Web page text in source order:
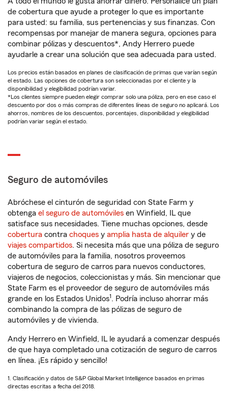
de cobertura que ayude a proteger lo que es importante
para usted: su familia, sus pertenencias y sus finanzas. Con
recompensas por manejar de manera segura, opciones para
combinar pólizas y descuentos*, Andy Herrero puede
ayudarle a crear una solución que sea adecuada para usted.
Los precios están basados en planes de clasificación de primas que varían según
el estado. Las opciones de cobertura son seleccionadas por el cliente y la
disponibilidad y elegibilidad podrían variar.
*Los clientes siempre pueden elegir comprar solo una póliza, pero en ese caso el
descuento por dos o más compras de diferentes líneas de seguro no aplicará. Los
ahorros, nombres de los descuentos, porcentajes, disponibilidad y elegibilidad
podrían variar según el estado.
Seguro de automóviles
Abróchese el cinturón de seguridad con State Farm y
obtenga el seguro de automóviles en Winfield, IL que
satisface sus necesidades. Tiene muchas opciones, desde
cobertura contra choques y amplia hasta de alquiler y de
viajes compartidos. Si necesita más que una póliza de seguro
de automóviles para la familia, nosotros proveemos
cobertura de seguro de carros para nuevos conductores,
viajeros de negocios, coleccionistas y más. Sin mencionar que
State Farm es el proveedor de seguro de automóviles más
grande en los Estados Unidos1. Podría incluso ahorrar más
combinando la compra de las pólizas de seguro de
automóviles y de vivienda.
Andy Herrero en Winfield, IL le ayudará a comenzar después
de que haya completado una cotización de seguro de carros
en línea. ¡Es rápido y sencillo!
1. Clasificación y datos de S&P Global Market Intelligence basados en primas
directas escritas a fecha del 2018.